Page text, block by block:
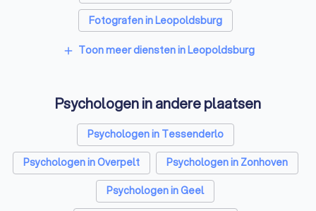
Fotografen in Leopoldsburg
Rijscholen in Leopoldsburg
Architecten in Leopoldsburg
Relatietherapeut in Leopoldsburg
Reisbureaus in Leopoldsburg
Personal trainers in Leopoldsburg
add Toon meer diensten in Leopoldsburg
Psychologen in andere plaatsen
Psychologen in Tessenderlo
Psychologen in Overpelt
Psychologen in Zonhoven
Psychologen in Geel